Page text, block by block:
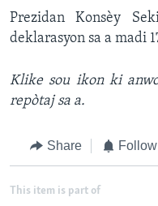
SUIV NOU
Languages
Prezidan Konsèy
deklarasyon sa a madi
Klike sou ikon ki
repòtaj sa a.
Share
This item is part of